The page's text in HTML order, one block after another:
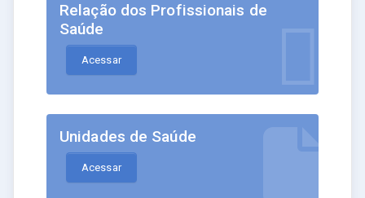
Relação dos Profissionais de
Saúde
Acessar
Unidades de Saúde
Acessar